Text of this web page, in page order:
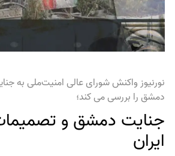
نورنیوز واکنش شورای عالی امنیت‌ملی به
دمشق را بررسی می کند؛
جنایت دمشق و
ایران